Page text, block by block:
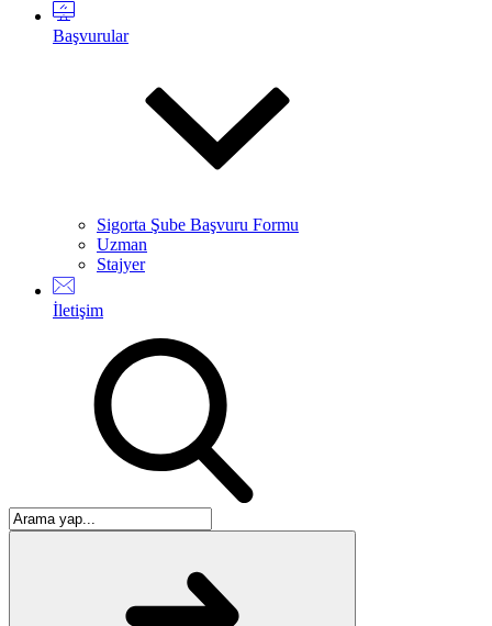
Başvurular
Sigorta Şube Başvuru Formu
Uzman
Stajyer
İletişim